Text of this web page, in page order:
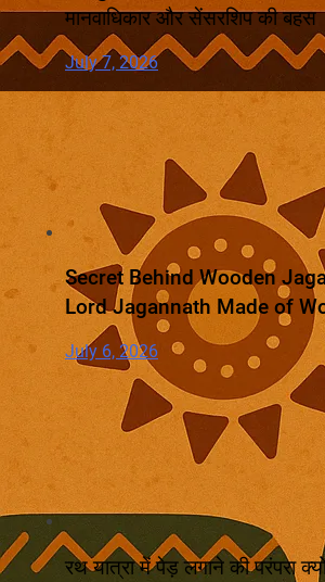
मानवाधिकार और सेंसरशिप की बहस
July 7, 2026
Secret Behind Wooden
Lord Jagannath Made of
July 6, 2026
रथ यात्रा में पेड़ लगाने की परंपरा